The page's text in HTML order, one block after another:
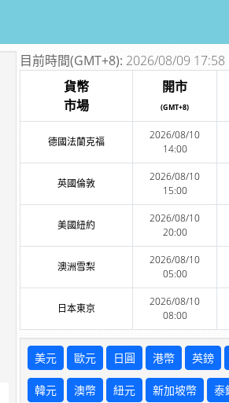
目前時間(GMT+8): 2026/08/09 17:58
貨幣
市場
開市
(GMT+8)
德國法蘭克福
2026/08/10
14:00
英國倫敦
2026/08/10
15:00
美國紐約
2026/08/10
20:00
澳洲雪梨
2026/08/10
05:00
日本東京
2026/08/10
08:00
美元 歐元 日圓 港幣 英鎊
韓元 澳幣 紐元 新加坡幣 泰